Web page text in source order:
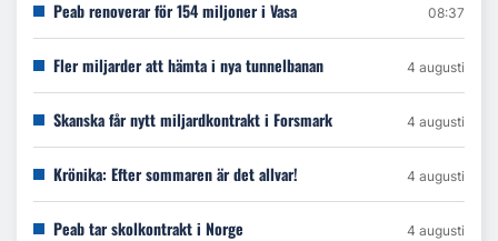
Peab renoverar för 154 miljoner i Vasa 08:37
Fler miljarder att hämta i nya tunnelbanan 4 augusti
Skanska får nytt miljardkontrakt i Forsmark 4 augusti
Krönika: Efter sommaren är det allvar! 4 augusti
Peab tar skolkontrakt i Norge 4 augusti